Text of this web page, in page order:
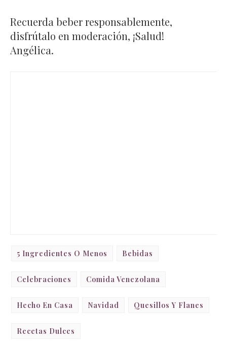
Recuerda beber responsablemente,
disfrútalo en moderación, ¡Salud!
Angélica.
5 Ingredientes O Menos Bebidas
Celebraciones Comida Venezolana
Hecho En Casa Navidad Quesillos Y Flanes
Recetas Dulces